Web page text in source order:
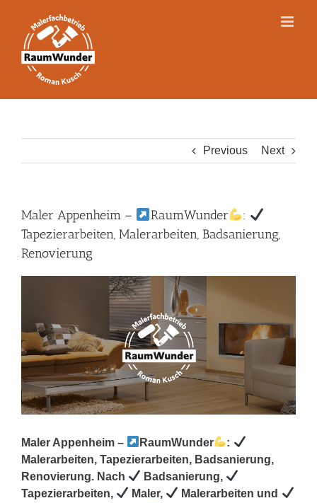
content
Previous Next
Maler Appenheim – RaumWunder
:
Tapezierarbeiten, Malerarbeiten, Badsanierung,
Renovierung
Maler Appenheim – RaumWunder
:
Malerarbeiten, Tapezierarbeiten, Badsanierung,
Renovierung. Nach
Badsanierung,
Tapezierarbeiten,
Maler,
Malerarbeiten und